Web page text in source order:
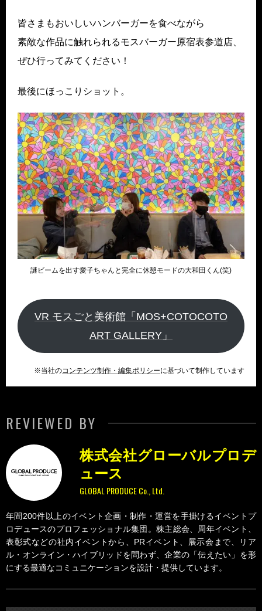
皆さまもおいしいハンバーガーを食べながら
素敵な作品に触れられるモスバーガー原宿表参道店、
ぜひ行ってみてください！
最後にほっこりショット。
謎ビームを出す愛子ちゃんと完全に休憩モードの大和田くん(笑)
VR モスごと美術館「MOS+COTOCOTO
ART GALLERY」
※当社のコンテンツ制作・編集ポリシーに基づいて制作しています
REVIEWED BY
GLOBAL PRODUCE Co., Ltd.
株式会社グローバルプロデ
ュース
年間200件以上のイベント企画・制作・運営を手掛けるイベントプ
ロデュースのプロフェッショナル集団。株主総会、周年イベント、
表彰式などの社内イベントから、PRイベント、展示会まで、リア
ル・オンライン・ハイブリッドを問わず、企業の「伝えたい」を形
にする最適なコミュニケーションを設計・提供しています。